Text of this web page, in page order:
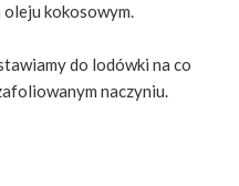
kokosowym.
do lodówki na co
naczyniu.